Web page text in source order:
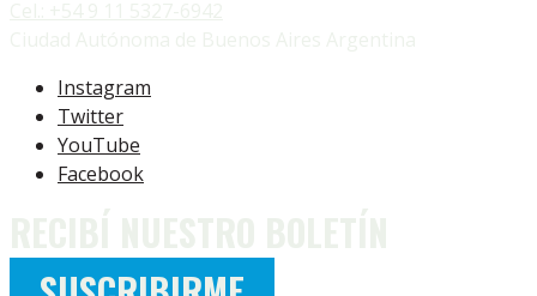
Instagram
Twitter
YouTube
Facebook